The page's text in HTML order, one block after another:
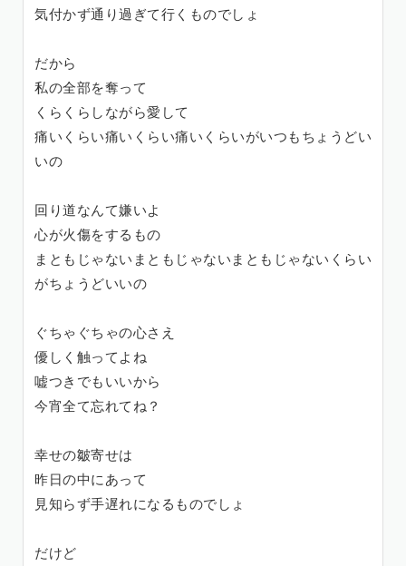
気付かず通り過ぎて行くものでしょ
だから
私の全部を奪って
くらくらしながら愛して
痛いくらい痛いくらい痛いくらいがいつもちょうどい
いの
回り道なんて嫌いよ
心が火傷をするもの
まともじゃないまともじゃないまともじゃないくらい
がちょうどいいの
ぐちゃぐちゃの心さえ
優しく触ってよね
嘘つきでもいいから
今宵全て忘れてね？
幸せの皺寄せは
昨日の中にあって
見知らず手遅れになるものでしょ
だけど